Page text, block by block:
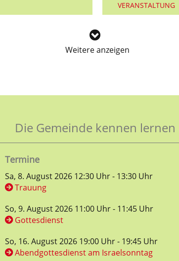
VERANSTALTUNG
Weitere anzeigen
Die Gemeinde kennen lernen
Termine
Sa, 8. August 2026 12:30 Uhr - 13:30 Uhr
Trauung
So, 9. August 2026 11:00 Uhr - 11:45 Uhr
Gottesdienst
So, 16. August 2026 19:00 Uhr - 19:45 Uhr
Abendgottesdienst am Israelsonntag